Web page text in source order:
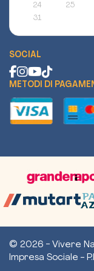
24
25
31
SOCIAL
METODI DI
© 2026 - Vivere
Impresa Sociale -
Scopri eventi